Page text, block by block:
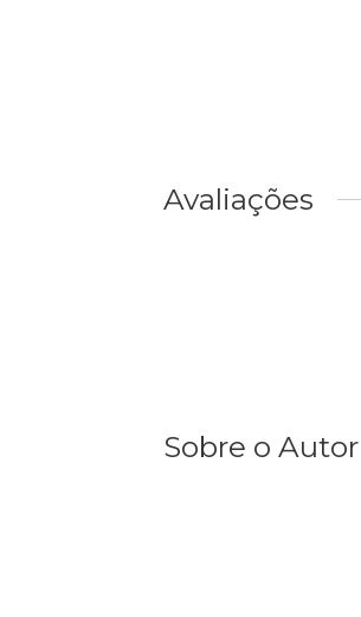
Avaliações
Sobre o Autor